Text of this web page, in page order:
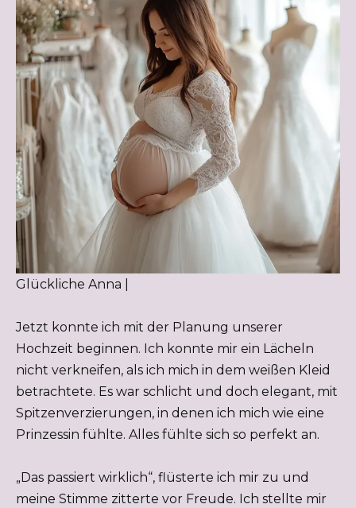
Glückliche Anna |
Jetzt konnte ich mit der Planung unserer
Hochzeit beginnen. Ich konnte mir ein Lächeln
nicht verkneifen, als ich mich in dem weißen Kleid
betrachtete. Es war schlicht und doch elegant, mit
Spitzenverzierungen, in denen ich mich wie eine
Prinzessin fühlte. Alles fühlte sich so perfekt an.
„Das passiert wirklich“, flüsterte ich mir zu und
meine Stimme zitterte vor Freude. Ich stellte mir